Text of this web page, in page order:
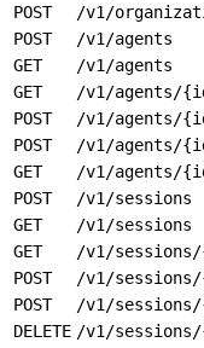
POST
/v1/
POST
/v1/agents
GET
/v1/agents
GET
/v1/agents/
POST
/v1/agents/
POST
/v1/agents/
GET
/v1/agents/
POST
/v1/sessions
GET
/v1/sessions
GET
/v1/
POST
/v1/
POST
/v1/
DELETE /v1/